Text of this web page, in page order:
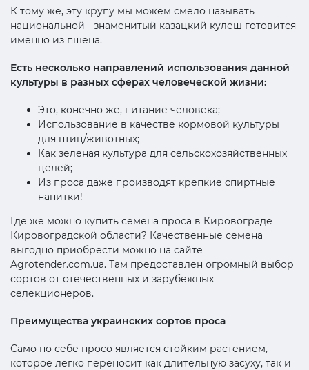
К тому же, эту крупу мы можем смело называть
национальной - знаменитый казацкий кулеш готовится
именно из пшена.
Есть несколько направлений использования данной
культуры в разных сферах человеческой жизни:
Это, конечно же, питание человека;
Использование в качестве кормовой культуры
для птиц/животных;
Как зеленая культура для сельскохозяйственных
целей;
Из проса даже производят крепкие спиртные
напитки!
Где же можно купить семена проса в Кировограде
Кировоградской области? Качественные семена
выгодно приобрести можно на сайте
Agrotender.com.ua. Там предоставлен огромный выбор
сортов от отечественных и зарубежных
селекционеров.
Преимущества украинских сортов проса
Само по себе просо является стойким растением,
которое легко переносит как длительную засуху, так и